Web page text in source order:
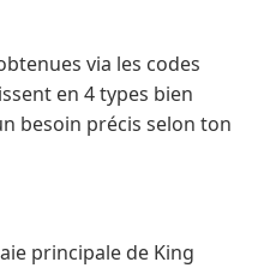
via les codes
en 4 types bien
besoin précis selon ton
principale de King